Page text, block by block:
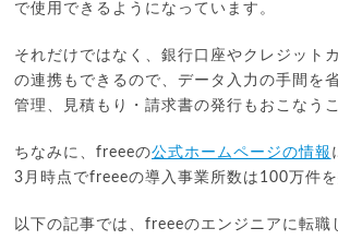
で使用できるようになっています。
それだけではなく、銀行口座やクレジット
の連携もできるので、データ入力の手間を
管理、見積もり・請求書の発行もおこなう
ちなみに、freeeの公式ホームページの情報
3月時点でfreeeの導入事業所数は100万件を
以下の記事では、freeeのエンジニアに転職